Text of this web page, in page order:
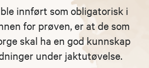
innført som obligatorisk i
for prøven, er at de som
skal ha en god kunnskap
under jaktutøvelse.